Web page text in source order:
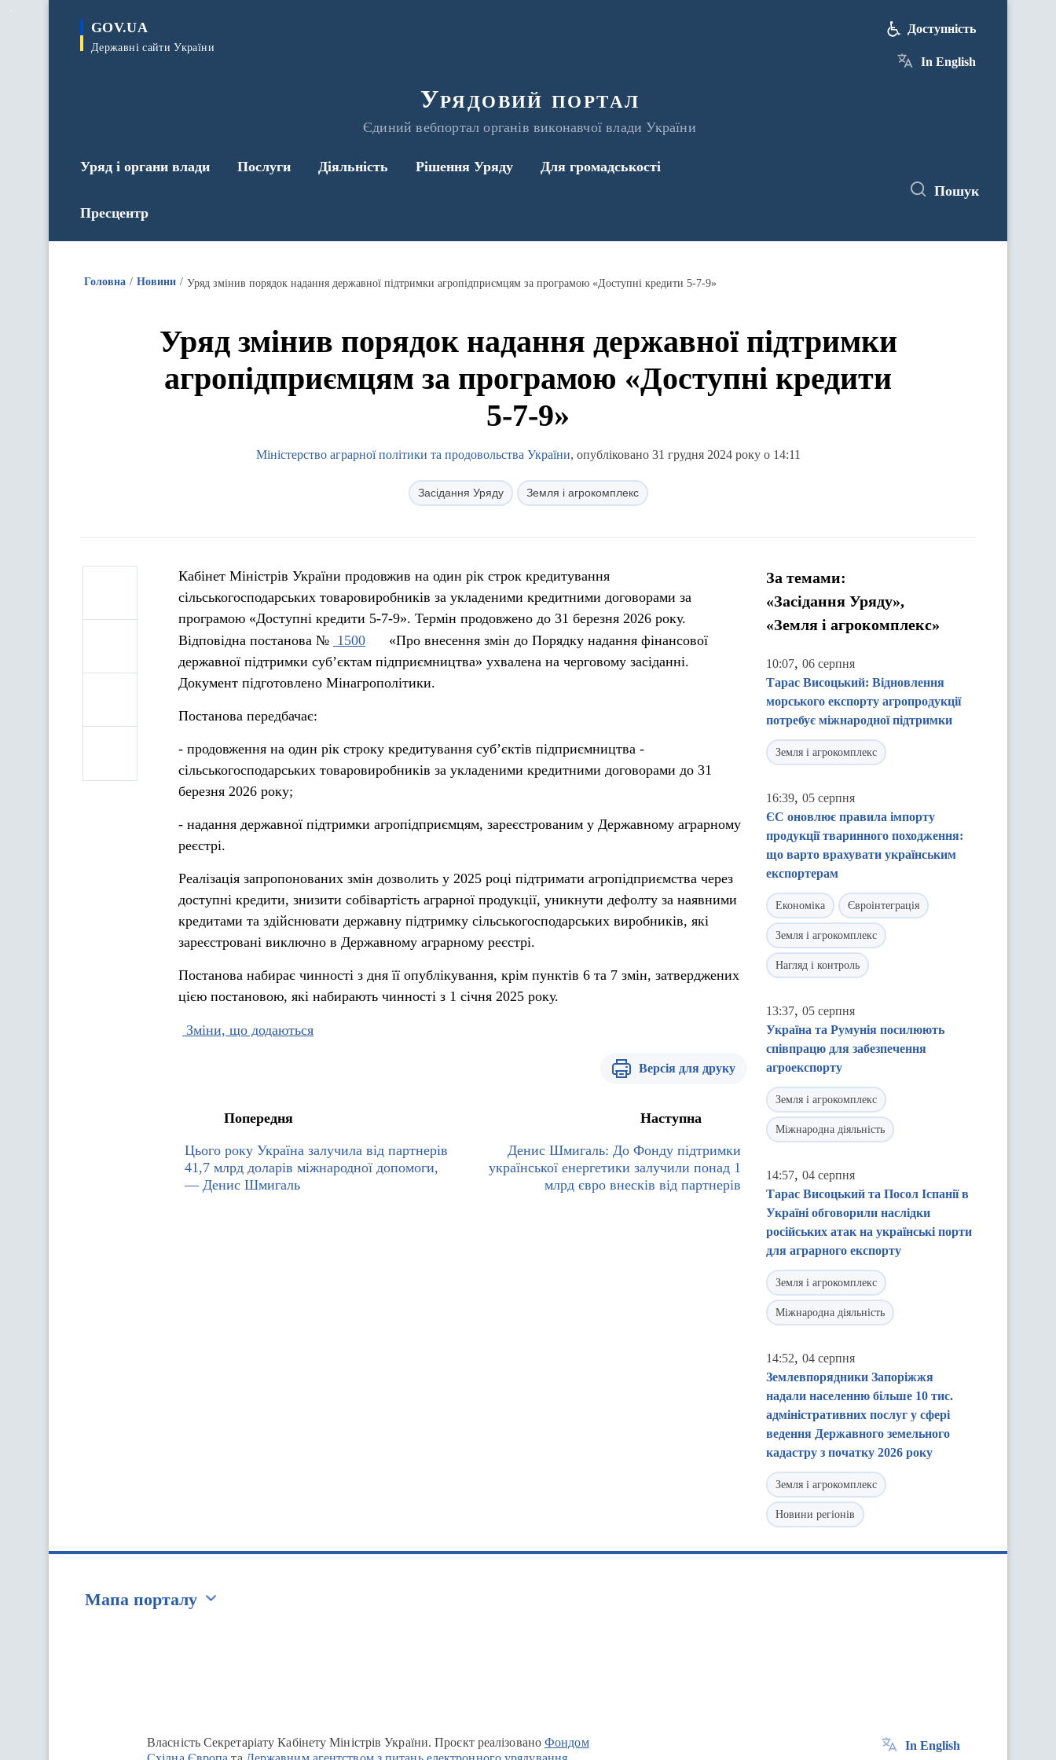
GOV.UA
Державні сайти України
Урядовий портал
Єдиний вебпортал органів виконавчої влади України
Доступність
In English
Уряд і органи влади Послуги Діяльність Рішення Уряду Для громадськості
Пресцентр
Пошук
Головна Новини Уряд змінив порядок надання державної підтримки агропідприємцям за програмою «Доступні кредити 5-7-9»
Уряд змінив порядок надання державної підтримки
агропідприємцям за програмою «Доступні кредити
5-7-9»
Міністерство аграрної політики та продовольства України, опубліковано 31 грудня 2024 року о 14:11
Засідання Уряду Земля і агрокомплекс
Кабінет Міністрів України продовжив на один рік строк кредитування
сільськогосподарських товаровиробників за укладеними кредитними договорами за
програмою «Доступні кредити 5-7-9». Термін продовжено до 31 березня 2026 року.
Відповідна постанова № 1500
«Про внесення змін до Порядку надання фінансової
державної підтримки суб’єктам підприємництва» ухвалена на черговому засіданні.
Документ підготовлено Мінагрополітики.
Постанова передбачає:
- продовження на один рік строку кредитування суб’єктів підприємництва -
сільськогосподарських товаровиробників за укладеними кредитними договорами до 31
березня 2026 року;
- надання державної підтримки агропідприємцям, зареєстрованим у Державному аграрному
реєстрі.
Реалізація запропонованих змін дозволить у 2025 році підтримати агропідприємства через
доступні кредити, знизити собівартість аграрної продукції, уникнути дефолту за наявними
кредитами та здійснювати державну підтримку сільськогосподарських виробників, які
зареєстровані виключно в Державному аграрному реєстрі.
Постанова набирає чинності з дня її опублікування, крім пунктів 6 та 7 змін, затверджених
цією постановою, які набирають чинності з 1 січня 2025 року.
Зміни, що додаються
Версія для друку
Попередня
Цього року Україна залучила від партнерів
41,7 млрд доларів міжнародної допомоги,
— Денис Шмигаль
Наступна
Денис Шмигаль: До Фонду підтримки
української енергетики залучили понад 1
млрд євро внесків від партнерів
За темами:
«Засідання Уряду»,
«Земля і агрокомплекс»
10:07, 06 серпня
Тарас Висоцький: Відновлення
морського експорту агропродукції
потребує міжнародної підтримки
Земля і агрокомплекс
16:39, 05 серпня
ЄС оновлює правила імпорту
продукції тваринного походження:
що варто врахувати українським
експортерам
Економіка Євроінтеграція
Земля і агрокомплекс
Нагляд і контроль
13:37, 05 серпня
Україна та Румунія посилюють
співпрацю для забезпечення
агроекспорту
Земля і агрокомплекс
Міжнародна діяльність
14:57, 04 серпня
Тарас Висоцький та Посол Іспанії в
Україні обговорили наслідки
російських атак на українські порти
для аграрного експорту
Земля і агрокомплекс
Міжнародна діяльність
14:52, 04 серпня
Землевпорядники Запоріжжя
надали населенню більше 10 тис.
адміністративних послуг у сфері
ведення Державного земельного
кадастру з початку 2026 року
Земля і агрокомплекс
Новини регіонів
Мапа порталу
Власність Секретаріату Кабінету Міністрів України. Проєкт реалізованоФондом
In English